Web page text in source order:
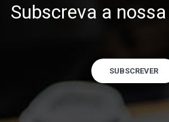
Subscreva a
SUBSCREVER